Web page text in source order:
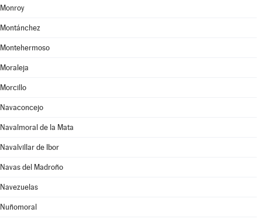
Monroy
Montánchez
Montehermoso
Moraleja
Morcillo
Navaconcejo
Navalmoral de la Mata
Navalvillar de Ibor
Navas del Madroño
Navezuelas
Nuñomoral